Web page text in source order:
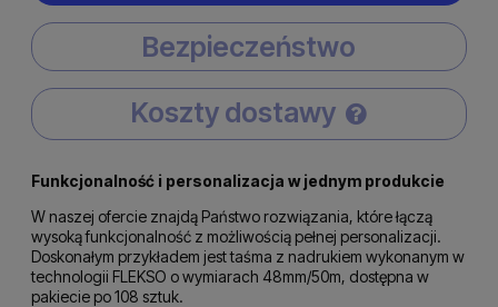
Bezpieczeństwo
Koszty dostawy
Cena nie zawiera ewentualnych kosztów płatności
Funkcjonalność i personalizacja w jednym produkcie
W naszej ofercie znajdą Państwo rozwiązania, które łączą
wysoką funkcjonalność z możliwością pełnej personalizacji.
Doskonałym przykładem jest taśma z nadrukiem wykonanym w
technologii FLEKSO o wymiarach 48mm/50m, dostępna w
pakiecie po 108 sztuk.